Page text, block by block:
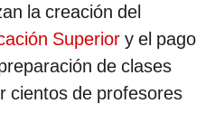
la creación del
Superior y el pago
de clases
cientos de profesores